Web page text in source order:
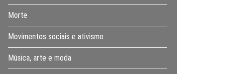
Morte
Movimentos sociais e ativismo
Música, arte e moda